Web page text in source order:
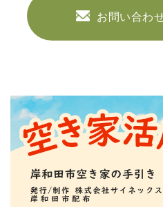
お問い合わ